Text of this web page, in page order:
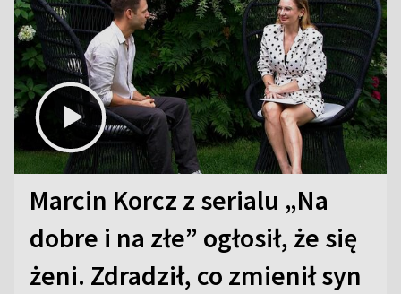
Marcin Korcz z serialu „Na
dobre i na złe” ogłosił, że się
żeni. Zdradził, co zmienił syn